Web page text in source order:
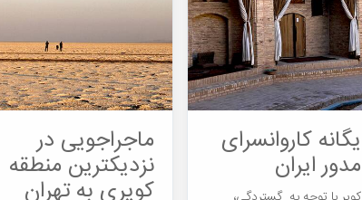
یگانه کاروانسرای
مدور ایران
ماجراجویی در
نزدیکترین منطقه
کویری به تهران